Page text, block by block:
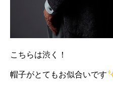
こちらは渋く！
帽子がとてもお似合いです